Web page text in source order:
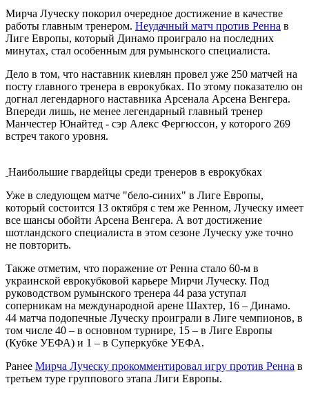
Мирча Луческу покорил очередное достижение в качестве
работы главным тренером. Неудачный матч против Ренна в
Лиге Европы, который Динамо проиграло на последних
минутах, стал особенным для румынского специалиста.
Дело в том, что наставник киевлян провел уже 250 матчей на
посту главного тренера в еврокубках. По этому показателю он
догнал легендарного наставника Арсенала Арсена Венгера.
Впереди лишь, не менее легендарный главный тренер
Манчестер Юнайтед - сэр Алекс Фергюссон, у которого 269
встреч такого уровня.
Наибольшие гвардейцы среди тренеров в еврокубках
Уже в следующем матче "бело-синих" в Лиге Европы,
который состоится 13 октября с тем же Ренном, Луческу имеет
все шансы обойти Арсена Венгера. А вот достижение
шотландского специалиста в этом сезоне Луческу уже точно
не повторить.
Также отметим, что поражение от Ренна стало 60-м в
украинской еврокубковой карьере Мирчи Луческу. Под
руководством румынского тренера 44 раза уступал
соперникам на международной арене Шахтер, 16 – Динамо.
44 матча подопечные Луческу проиграли в Лиге чемпионов, в
том числе 40 – в основном турнире, 15 – в Лиге Европы
(Кубке УЕФА) и 1 – в Суперкубке УЕФА.
Ранее Мирча Луческу прокомментировал игру против Ренна в
третьем туре группового этапа Лиги Европы.